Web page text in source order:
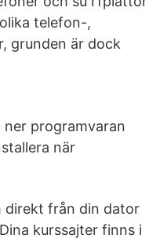
telefon-,
grunden är dock
ner programvaran
när
direkt från din dator
kurssajter finns i